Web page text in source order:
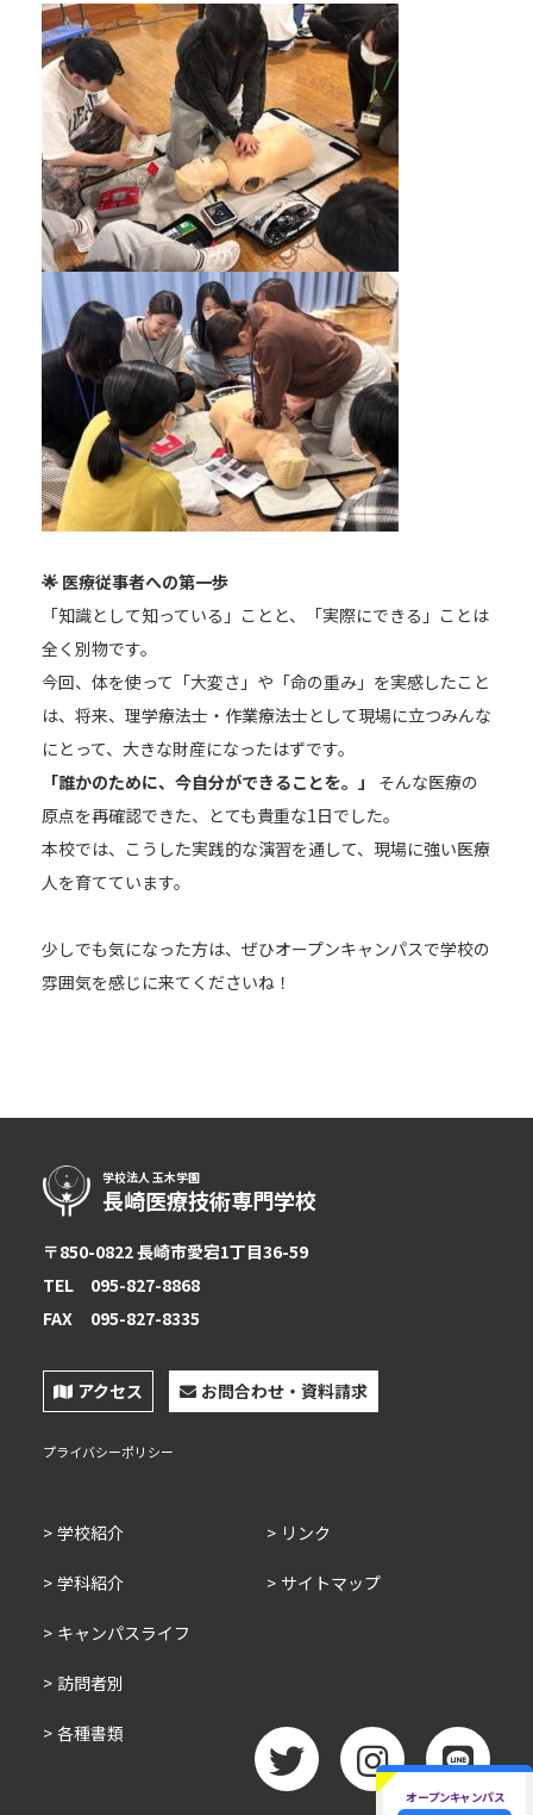
🌟 医療従事者への第一歩
「知識として知っている」ことと、「実際にできる」ことは
全く別物です。
今回、体を使って「大変さ」や「命の重み」を実感したこと
は、将来、理学療法士・作業療法士として現場に立つみんな
にとって、大きな財産になったはずです。
「誰かのために、今自分ができることを。」
そんな医療の
原点を再確認できた、とても貴重な1日でした。
本校では、こうした実践的な演習を通して、現場に強い医療
人を育てています。
少しでも気になった方は、ぜひオープンキャンパスで学校の
雰囲気を感じに来てくださいね！
学校法人 玉木学園
長崎医療技術専門学校
〒850-0822 長崎市愛宕1丁目36-59
TEL
095-827-8868
FAX
095-827-8335
アクセス お問合わせ・資料請求
プライバシーポリシー
学校紹介
学科紹介
キャンパスライフ
訪問者別
各種書類
リンク
サイトマップ
オープンキャンパス
【お電話でお問合わせ】
☎ 095-827-8868
受付時間：午前9時〜午後5時
受付フォーム
アクセス
twitterInstagram
LINE